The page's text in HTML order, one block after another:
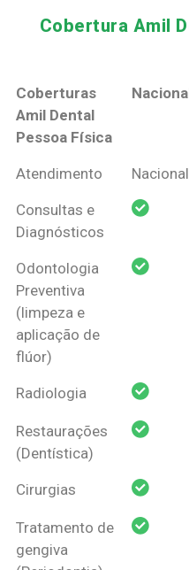
Cobertura Amil
Coberturas
Amil Dental
Pessoa Física
Coberturas
Pessoa Física
Nacional
Atendimento Nacional
Consultas e
Diagnósticos
Odontologia
Preventiva
(limpeza e
aplicação de
flúor)
Radiologia
Restaurações
(Dentística)
Cirurgias
Tratamento de
gengiva